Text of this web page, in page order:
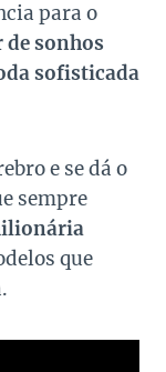
para o
de sonhos
sofisticada
e se dá o
sempre
que